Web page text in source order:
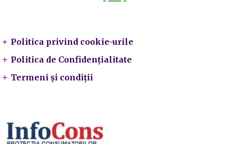
Politica privind cookie-urile
Politica de Confidențialitate
Termeni și condiții